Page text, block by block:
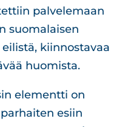
palvelemaan
suomalaisen
kiinnostavaa
huomista.
elementti on
esiin